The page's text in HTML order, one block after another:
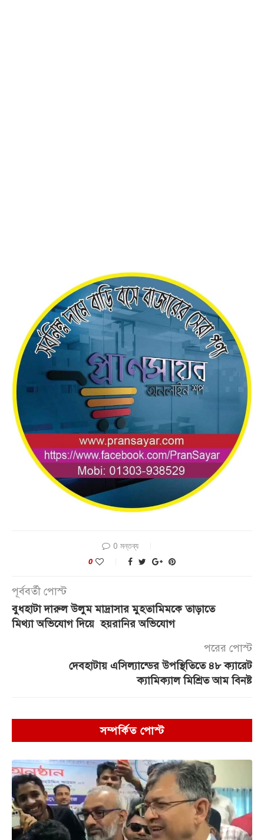
0 মন্তব্য
0
পূর্ববর্তী পোস্ট
বুধহাটা দারুল উলুম মাদ্রাসার মুহতামিমকে তাড়াতে
মিথ্যা অভিযোগ দিয়ে হয়রানির অভিযোগ
পরের পোস্ট
দেবহাটায় এসিল্যান্ডের উপস্থিতিতে ৪৮ ক্যারেট
ক্যামিক্যাল মিশ্রিত আম বিনষ্ট
সম্পর্কিত পোস্ট